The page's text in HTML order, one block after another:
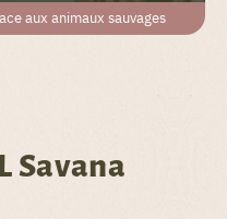
aux animaux sauvages
Savana